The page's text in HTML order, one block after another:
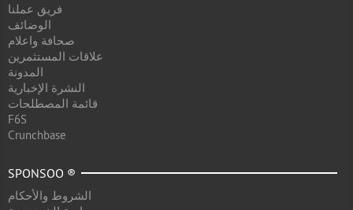
فريق عملنا
الوضائف
صحافة واعلام
علاقات المستثمرين
المدونة
النشرة الإخبارية
قائمة المصطلحات
F6S
Crunchbase
SPONSOO ®
الشروط والأحكام